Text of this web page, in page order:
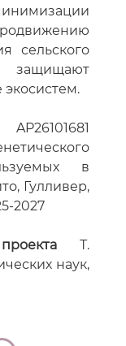
сельского
в
Гулливер,
2027
Т.
наук,